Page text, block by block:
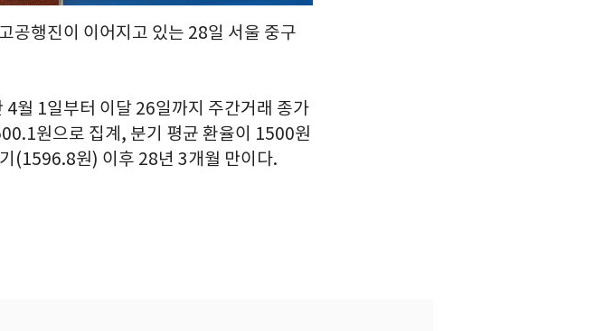
공행진이 이어지고 있는 28일 서울 중구
월 1일부터 이달 26일까지 주간거래 종가
원으로 집계, 분기 평균 환율이 1500원
(1596.8원) 이후 28년 3개월 만이다.